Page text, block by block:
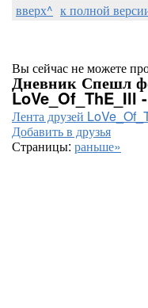
вверх^ к полной
Вы сейчас не можете
Дневник Спешл
LoVe_Of_ThE_Ill
Лента друзей
Добавить в друзья
Страницы: раньше»